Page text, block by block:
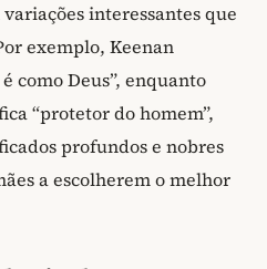
interessantes que
exemplo, Keenan
como Deus”, enquanto
“protetor do homem”,
profundos e nobres
a escolherem o melhor